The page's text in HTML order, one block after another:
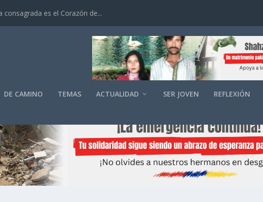
consagrada es el Corazón de...
DE CAMINO TEMAS ACTUALIDAD SER JOVEN REFLEXIÓN